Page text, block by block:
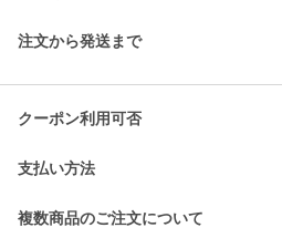
注文から発送まで
クーポン利用可否
支払い方法
複数商品のご注文について